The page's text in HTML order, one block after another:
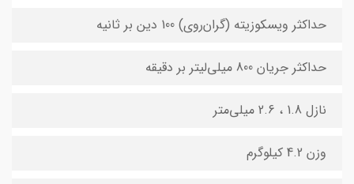
حداکثر ویسکوزیته (گران‌روی) 100 دین بر ثانیه
حداکثر جریان 800 میلی‌لیتر بر دقیقه
نازل 1.8 ، 2.6 میلی‌متر
وزن 4.2 کیلوگرم